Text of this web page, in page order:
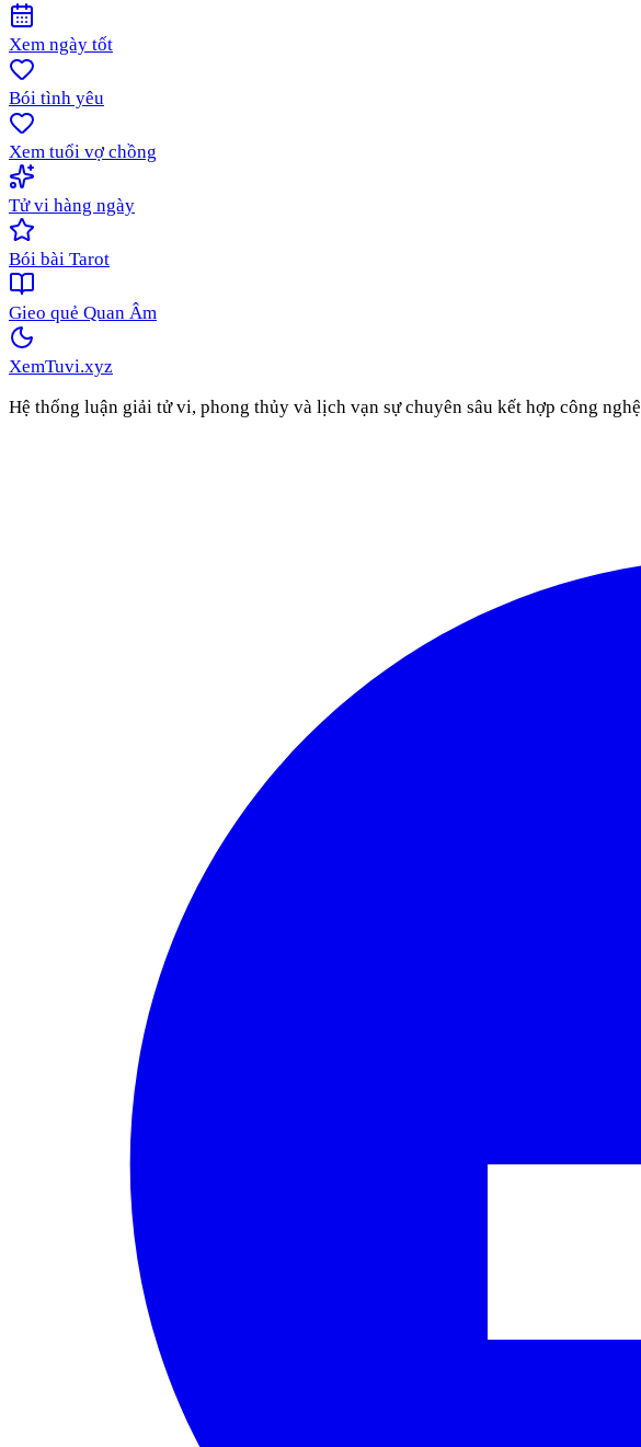
Xem ngày tốt
Bói tình yêu
Xem tuổi vợ chồng
Tử vi hàng ngày
Bói bài Tarot
Gieo quẻ Quan Âm
XemTuvi.xyz
Hệ thống luận giải tử vi, phong thủy và lịch vạn sự chuyên sâu kết hợp công